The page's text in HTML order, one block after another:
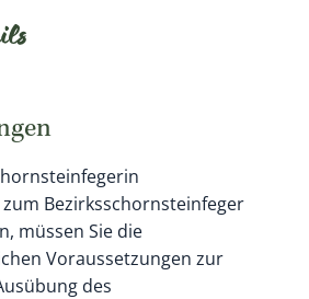
Bezirksschornsteinfeger
müssen Sie die
Voraussetzungen zur
des